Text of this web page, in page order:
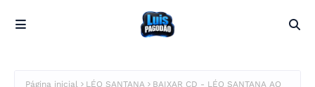
Página inicial LÉO SANTANA
BAIXAR CD - LÉO SANTANA AO